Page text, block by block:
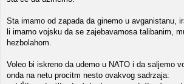
Sta imamo od zapada da ginemo u avganistanu,
li imamo vojsku da se zajebavamosa talibanim,
hezbolahom.
Voleo bi iskreno da udemo u NATO i da saljemo
onda na netu procitm nesto ovakvog sadrzaja: